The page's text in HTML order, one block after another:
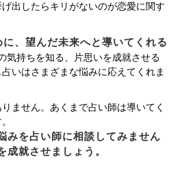
出したらキリがないのが恋愛に関す
、望んだ未来へと導いてくれる
気持ちを知る、片思いを成就させる
いはさまざまな悩みに応えてくれま
ません。あくまで占い師は導いてく
みを占い師に相談してみません
就させましょう。